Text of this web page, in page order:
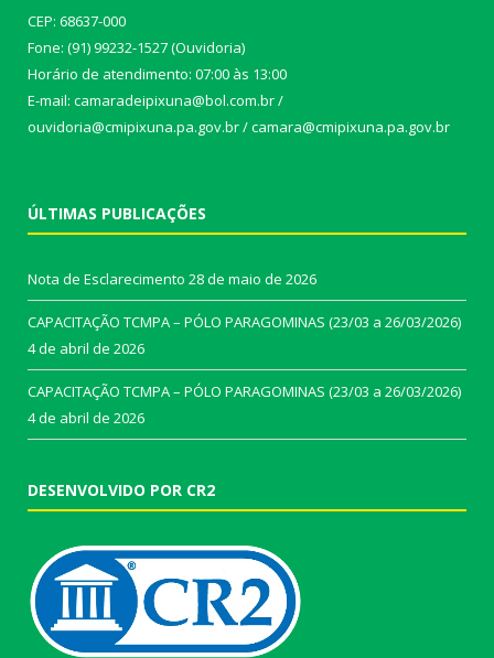
CEP: 68637-000
Fone: (91) 99232-1527 (Ouvidoria)
Horário de atendimento: 07:00 às 13:00
E-mail: camaradeipixuna@bol.com.br /
ouvidoria@cmipixuna.pa.gov.br / camara@cmipixuna.pa.gov.br
ÚLTIMAS PUBLICAÇÕES
Nota de Esclarecimento 28 de maio de 2026
CAPACITAÇÃO TCMPA – PÓLO PARAGOMINAS (23/03 a 26/03/2026)
4 de abril de 2026
CAPACITAÇÃO TCMPA – PÓLO PARAGOMINAS (23/03 a 26/03/2026)
4 de abril de 2026
DESENVOLVIDO POR CR2